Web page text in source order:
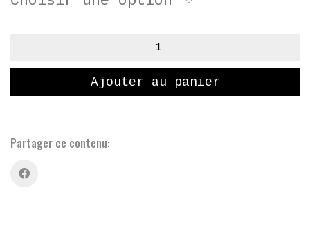
loup
débardeur
Ajouter au panier
Partager ce contenu: